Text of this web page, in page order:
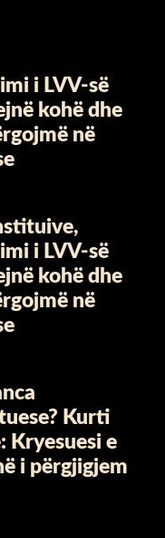
i LVV-së
kohë dhe
në
i LVV-së
kohë dhe
në
Kurti
Kryesuesi e
i përgjigjem